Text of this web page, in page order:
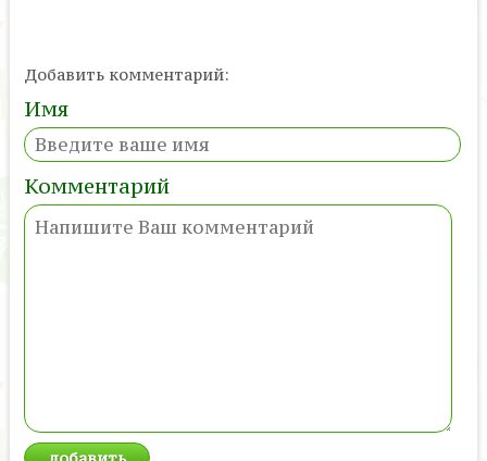
Добавить комментарий:
Имя
Комментарий